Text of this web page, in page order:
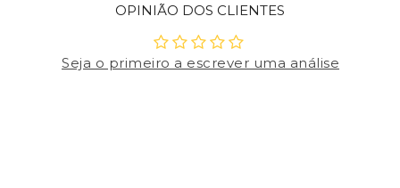
OPINIÃO DOS CLIENTES
Seja o primeiro a escrever uma análise